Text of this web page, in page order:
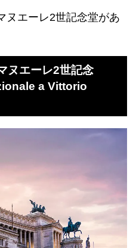
ヌエーレ2世記念堂があ
ヌエーレ2世記念
a Vittorio